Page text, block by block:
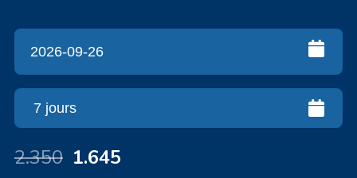
2.350 1.645